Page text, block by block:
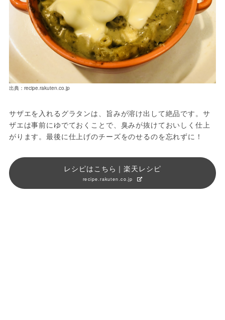
出典：recipe.rakuten.co.jp
サザエを入れるグラタンは、旨みが溶け出して絶品です。サ
ザエは事前にゆでておくことで、臭みが抜けておいしく仕上
がります。最後に仕上げのチーズをのせるのを忘れずに！
レシピはこちら｜楽天レシピ
recipe.rakuten.co.jp